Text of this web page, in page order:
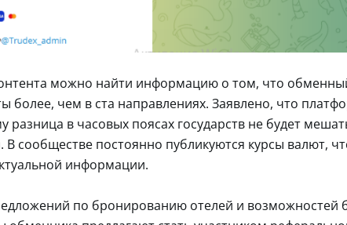
можно найти информацию о том, что
более, чем в ста направлениях. Заявлено, что
разница в часовых поясах государств не будет
сообществе постоянно публикуются курсы валют,
информации.
по бронированию отелей и возможностей